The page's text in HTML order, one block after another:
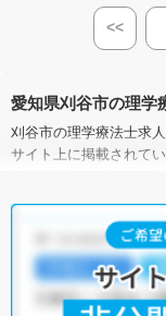
<<
愛知県刈谷市の理学
刈谷市の理学療法士求
サイト上に掲載されてい
にお
刈谷市の理学療法士求
土日祝休・積極採
クリニック・介護福
・保育園